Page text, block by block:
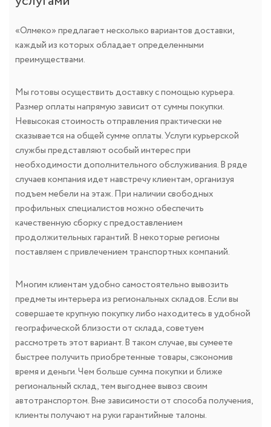
«Олмеко» предлагает несколько вариантов доставки,
каждый из которых обладает определенными
преимуществами.
Мы готовы осуществить доставку с помощью курьера.
Размер оплаты напрямую зависит от суммы покупки.
Невысокая стоимость отправления практически не
сказывается на общей сумме оплаты. Услуги курьерской
службы представляют особый интерес при
необходимости дополнительного обслуживания. В ряде
случаев компания идет навстречу клиентам, организуя
подъем мебели на этаж. При наличии свободных
профильных специалистов можно обеспечить
качественную сборку с предоставлением
продолжительных гарантий. В некоторые регионы
поставляем с привлечением транспортных компаний.
Многим клиентам удобно самостоятельно вывозить
предметы интерьера из региональных складов. Если вы
совершаете крупную покупку либо находитесь в удобной
географической близости от склада, советуем
рассмотреть этот вариант. В таком случае, вы сумеете
быстрее получить приобретенные товары, сэкономив
время и деньги. Чем больше сумма покупки и ближе
региональный склад, тем выгоднее вывоз своим
автотранспортом. Вне зависимости от способа получения,
клиенты получают на руки гарантийные талоны.